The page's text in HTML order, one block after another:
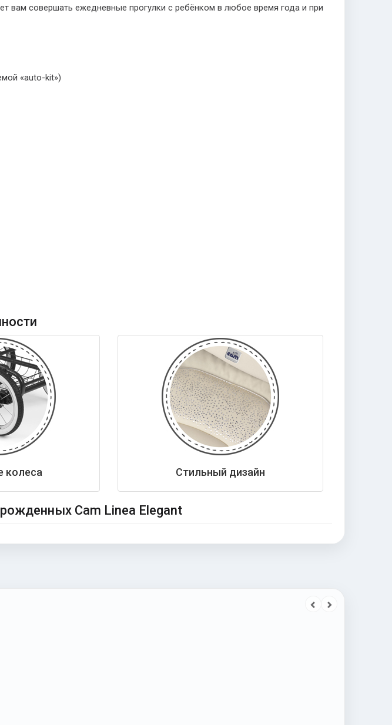
вам совершать ежедневные прогулки с ребёнком в любое время года и при
«auto-kit»)
колеса Стильный дизайн
Cam Linea Elegant